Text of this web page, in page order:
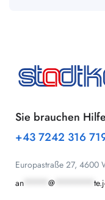
Sie brauchen
+43 7242 316
Europastraße 27, 4600
an
@